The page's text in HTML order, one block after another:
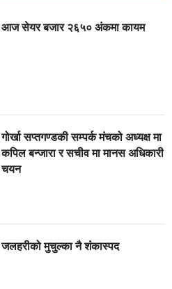
आज सेयर बजार २६५० अंकमा कायम
गोर्खा सप्तगण्डकी सम्पर्क मंचको अध्यक्ष मा
कपिल बन्जारा र सचीव मा मानस अधिकारी
चयन
जलहरीको मुचुल्का नै शंंकास्पद